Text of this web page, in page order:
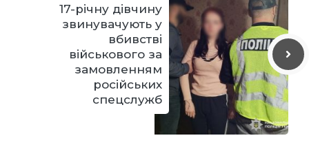
17-річну дівчину
звинувачують у
вбивстві
військового за
замовленням
російських
спецслужб